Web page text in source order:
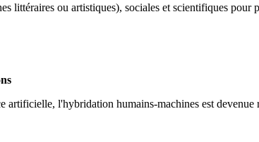
littéraires ou artistiques), sociales et scientifiques pour
l'hybridation humains-machines est